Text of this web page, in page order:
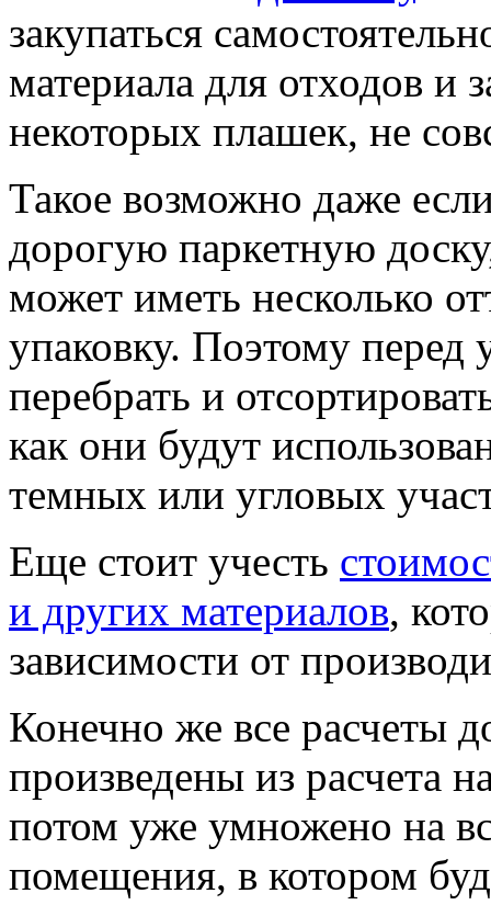
закупаться
материала для отходов и
некоторых плашек, не
Такое возможно даже
дорогую паркетную
может иметь несколько
упаковку. Поэтому перед
перебрать и
как они будут
темных или угловых
Еще стоит учесть
и других материалов,
зависимости от
Конечно же все расчеты
произведены из расчета
потом уже умножено на
помещения, в котором